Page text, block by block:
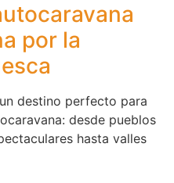
por la
destino perfecto para
desde pueblos
hasta valles